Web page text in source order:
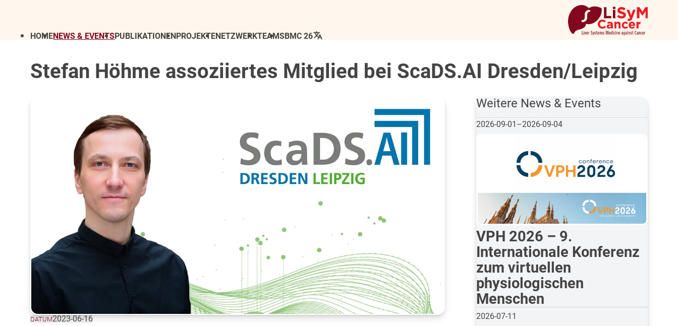
HOMENEWS & EVENTSPUBLIKATIONENPROJEKTENETZWERKTEAMSBMC 26
Stefan Höhme assoziiertes Mitglied bei ScaDS.AI Dresden/Leipzig
DATUM2023-06-16
Weitere News & Events
2026-09-01 –2026-09-04
VPH 2026 – 9.
Internationale Konferenz
zum virtuellen
physiologischen
Menschen
2026-07-11